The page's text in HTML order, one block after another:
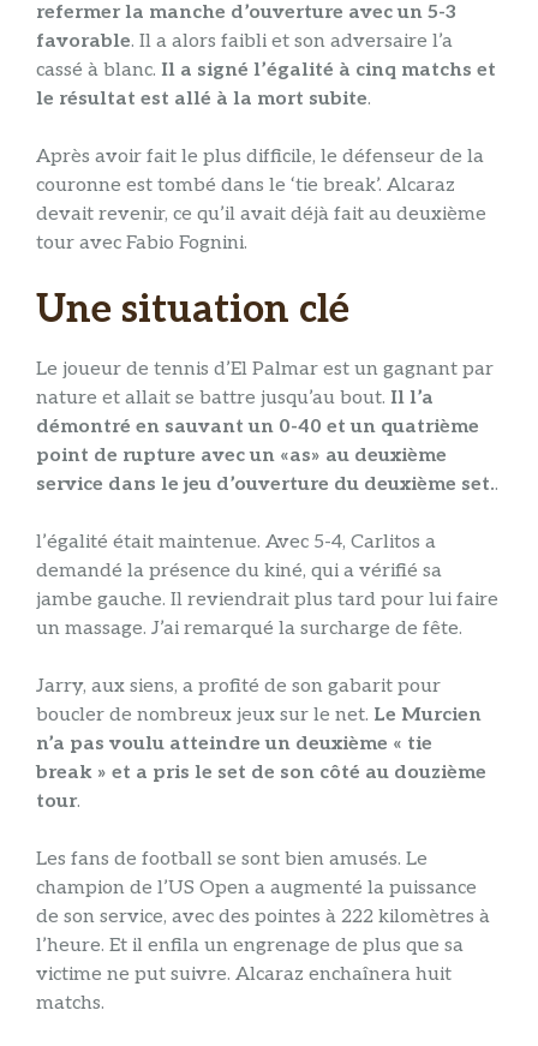
refermer la manche d’ouverture avec un 5-3
favorable. Il a alors faibli et son adversaire l’a
cassé à blanc. Il a signé l’égalité à cinq matchs et
le résultat est allé à la mort subite.
Après avoir fait le plus difficile, le défenseur de la
couronne est tombé dans le ‘tie break’. Alcaraz
devait revenir, ce qu’il avait déjà fait au deuxième
tour avec Fabio Fognini.
Une situation clé
Le joueur de tennis d’El Palmar est un gagnant par
nature et allait se battre jusqu’au bout. Il l’a
démontré en sauvant un 0-40 et un quatrième
point de rupture avec un «as» au deuxième
service dans le jeu d’ouverture du deuxième set..
l’égalité était maintenue. Avec 5-4, Carlitos a
demandé la présence du kiné, qui a vérifié sa
jambe gauche. Il reviendrait plus tard pour lui faire
un massage. J’ai remarqué la surcharge de fête.
Jarry, aux siens, a profité de son gabarit pour
boucler de nombreux jeux sur le net. Le Murcien
n’a pas voulu atteindre un deuxième « tie
break » et a pris le set de son côté au douzième
tour.
Les fans de football se sont bien amusés. Le
champion de l’US Open a augmenté la puissance
de son service, avec des pointes à 222 kilomètres à
l’heure. Et il enfila un engrenage de plus que sa
victime ne put suivre. Alcaraz enchaînera huit
matchs.